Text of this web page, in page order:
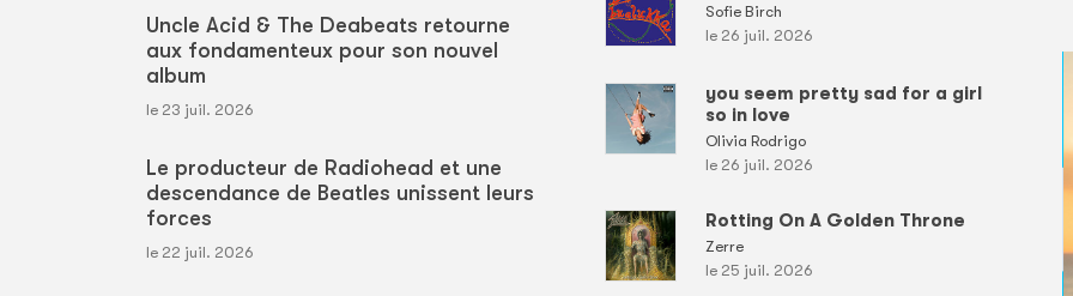
Uncle Acid & The Deabeats retourne
aux fondamenteux pour son nouvel
album
le 23 juil. 2026
Le producteur de Radiohead et une
descendance de Beatles unissent leurs
forces
le 22 juil. 2026
Sofie Birch
le 26 juil. 2026
you seem pretty sad for a girl
so in love
Olivia Rodrigo
le 26 juil. 2026
Rotting On A Golden Throne
Zerre
le 25 juil. 2026